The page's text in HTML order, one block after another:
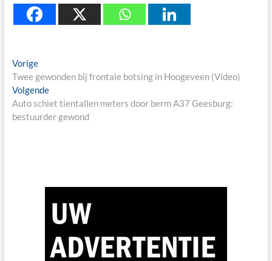
Berichtnavigatie
VorigePrevious
post:
Twee gewonden bij frontale botsing in Hoogeveen (Video)
VolgendeNext
post:
Auto schiet tientallen meters door berm A37 Geesburg:
bestuurder gewond